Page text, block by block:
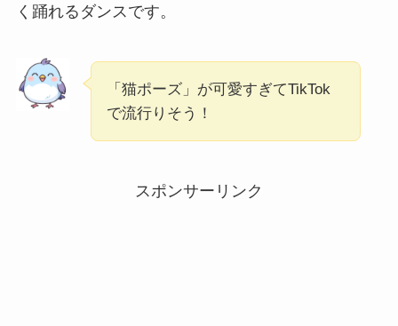
く踊れるダンスです。
「猫ポーズ」が可愛すぎてTikTok
で流行りそう！
スポンサーリンク